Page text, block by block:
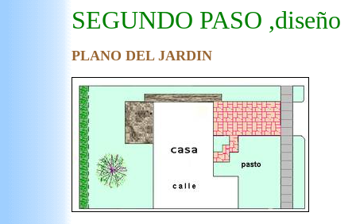
SEGUNDO PASO ,diseño
PLANO DEL JARDIN